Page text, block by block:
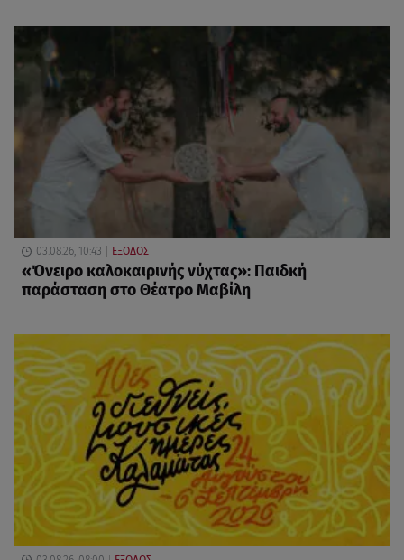
03.08.26, 10:43 ΕΞΟΔΟΣ
«Όνειρο καλοκαιρινής νύχτας»: Παιδκή
παράσταση στο Θέατρο Μαβίλη